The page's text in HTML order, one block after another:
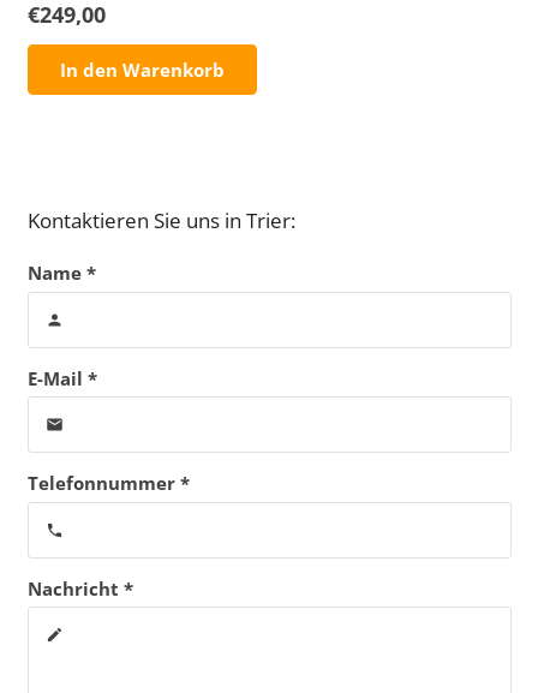
€249,00
In den Warenkorb
Kontaktieren Sie uns in Trier:
Name *
person
E-Mail *
email
Telefonnummer *
phone
Nachricht *
create